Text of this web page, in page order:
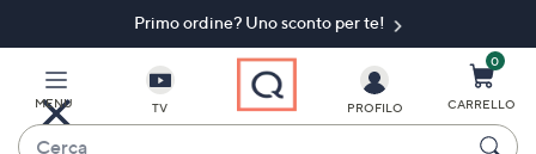
principale
Primo ordine? Uno sconto per te!​
MENU TV
Cerca
PROFILO
0
CARRELLO